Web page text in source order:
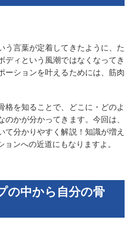
う言葉が定着してきたように、た
ディという風潮ではなくなってき
ーションを叶えるためには、筋肉
格を知ることで、どこに・どのよ
のかが分かってきます。今回は、
て分かりやすく解説！知識が増え
ョンへの近道にもなりますよ。
の中から自分の骨